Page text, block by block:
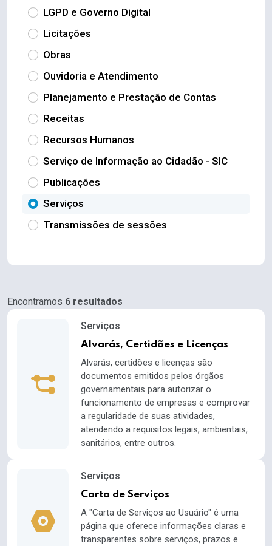
LGPD e Governo Digital
Licitações
Obras
Ouvidoria e Atendimento
Planejamento e Prestação de Contas
Receitas
Recursos Humanos
Serviço de Informação ao Cidadão - SIC
Publicações
Serviços
Transmissões de sessões
Encontramos 6 resultados
Serviços
Alvarás, Certidões e Licenças
Alvarás, certidões e licenças são
documentos emitidos pelos órgãos
governamentais para autorizar o
funcionamento de empresas e comprovar
a regularidade de suas atividades,
atendendo a requisitos legais, ambientais,
sanitários, entre outros.
Serviços
Carta de Serviços
A "Carta de Serviços ao Usuário" é uma
página que oferece informações claras e
transparentes sobre serviços, prazos e